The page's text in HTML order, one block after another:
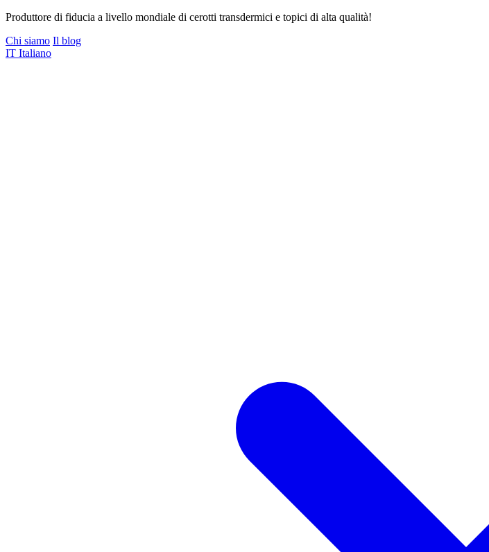
Produttore di fiducia a livello mondiale di cerotti transdermici e topici di alta qualità!
Chi siamo Il blog
IT Italiano